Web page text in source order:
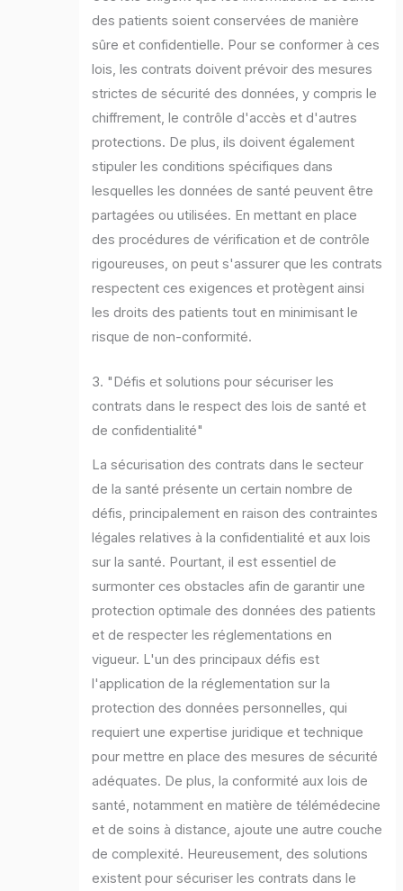
des patients soient conservées de manière
sûre et confidentielle. Pour se conformer à ces
lois, les contrats doivent prévoir des mesures
strictes de sécurité des données, y compris le
chiffrement, le contrôle d'accès et d'autres
protections. De plus, ils doivent également
stipuler les conditions spécifiques dans
lesquelles les données de santé peuvent être
partagées ou utilisées. En mettant en place
des procédures de vérification et de contrôle
rigoureuses, on peut s'assurer que les contrats
respectent ces exigences et protègent ainsi
les droits des patients tout en minimisant le
risque de non-conformité.
3. "Défis et solutions pour sécuriser les
contrats dans le respect des lois de santé et
de confidentialité"
La sécurisation des contrats dans le secteur
de la santé présente un certain nombre de
défis, principalement en raison des contraintes
légales relatives à la confidentialité et aux lois
sur la santé. Pourtant, il est essentiel de
surmonter ces obstacles afin de garantir une
protection optimale des données des patients
et de respecter les réglementations en
vigueur. L'un des principaux défis est
l'application de la réglementation sur la
protection des données personnelles, qui
requiert une expertise juridique et technique
pour mettre en place des mesures de sécurité
adéquates. De plus, la conformité aux lois de
santé, notamment en matière de télémédecine
et de soins à distance, ajoute une autre couche
de complexité. Heureusement, des solutions
existent pour sécuriser les contrats dans le